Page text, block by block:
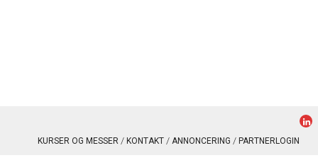
KURSER OG MESSER KONTAKT ANNONCERING PARTNERLOGIN